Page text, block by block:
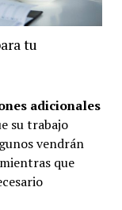
tu
adicionales
su trabajo
vendrán
que